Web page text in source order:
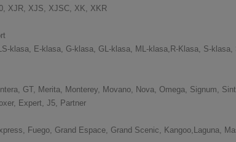
XJR, XJS, XJSC, XK, XKR
klasa, E-klasa, G-klasa, GL-klasa, ML-klasa,R-Klasa, S-
GT, Merita, Monterey, Movano, Nova, Omega, Signum,
Expert, J5, Partner
Fuego, Grand Espace, Grand Scenic, Kangoo,Laguna,